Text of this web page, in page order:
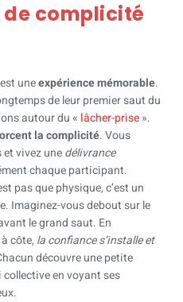
de complicité
uneexpérience mémorable.
de leur premier saut du
autour du « lâcher-prise».
la complicité. Vous
vivez unedélivrance
chaque participant.
pas que physique, c’est un
Imaginez-vous debout sur le
le grand saut. En
côte, la confiance s’installe et
découvre une petite
en voyant ses